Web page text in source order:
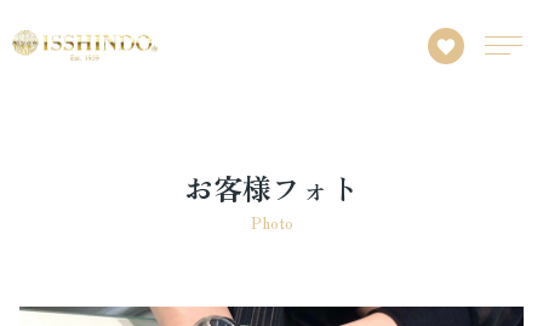
お客様フォト
Photo